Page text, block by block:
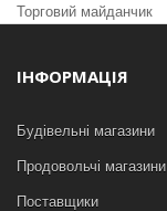
Торговий майданчик
ІНФОРМАЦІЯ
Будівельні магазини
Продовольчі магазини
Поставщики